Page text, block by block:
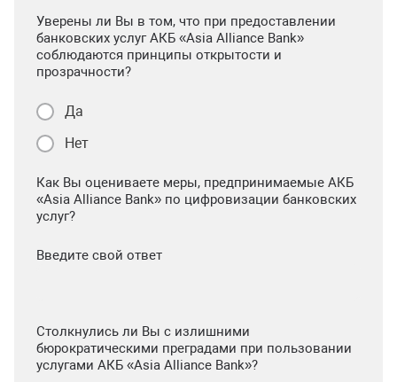
Уверены ли Вы в том, что при предоставлении
банковских услуг АКБ «Asia Alliance Bank»
соблюдаются принципы открытости и
прозрачности?
Да
Нет
Как Вы оцениваете меры, предпринимаемые АКБ
«Asia Alliance Bank» по цифровизации банковских
услуг?
Введите свой ответ
Столкнулись ли Вы с излишними
бюрократическими преградами при пользовании
услугами АКБ «Asia Alliance Bank»?